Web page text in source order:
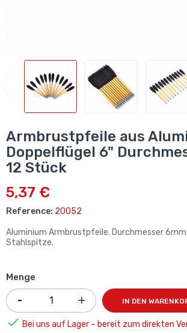
Armbrustpfeile aus
Doppelflügel 6"
12 Stück
5,37 €
Reference: 20052
Aluminium Armbrustpfeile. Durchmesser
Stahlspitze.
Menge
IN DEN
 Bei uns auf Lager – bereit zum direkten